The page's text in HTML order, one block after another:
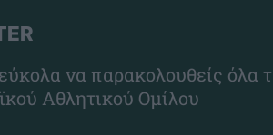
να παρακολουθείς όλα
Αθλητικού Ομίλου